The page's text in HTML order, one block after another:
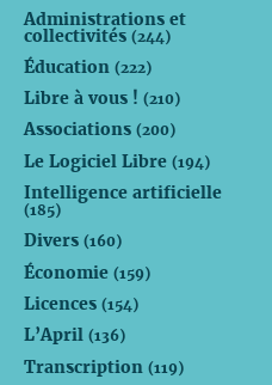
Administrations et
collectivités (244)
Éducation (222)
Libre à vous ! (210)
Associations (200)
Le Logiciel Libre (194)
Intelligence artificielle
(185)
Divers (160)
Économie (159)
Licences (154)
L’April (136)
Transcription (119)